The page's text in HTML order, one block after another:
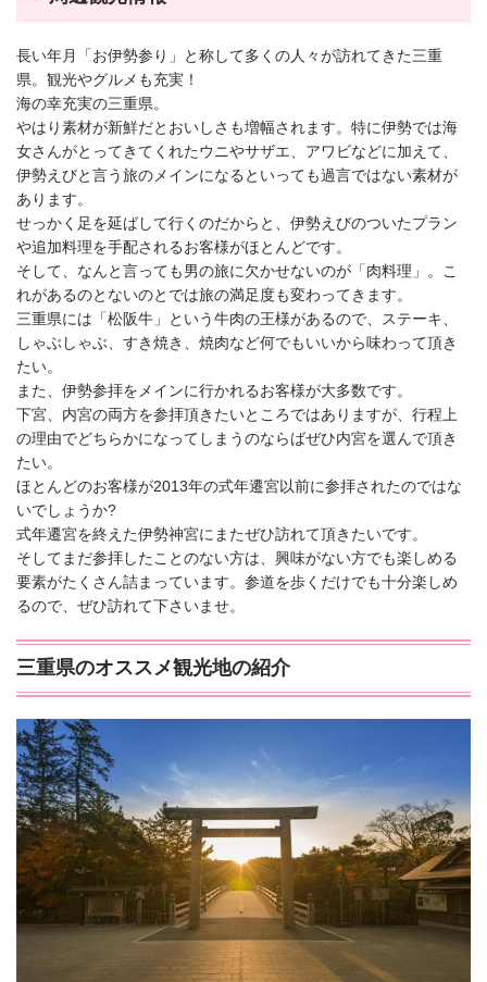
長い年月「お伊勢参り」と称して多くの人々が訪れてきた三重
県。観光やグルメも充実！
海の幸充実の三重県。
やはり素材が新鮮だとおいしさも増幅されます。特に伊勢では海
女さんがとってきてくれたウニやサザエ、アワビなどに加えて、
伊勢えびと言う旅のメインになるといっても過言ではない素材が
あります。
せっかく足を延ばして行くのだからと、伊勢えびのついたプラン
や追加料理を手配されるお客様がほとんどです。
そして、なんと言っても男の旅に欠かせないのが「肉料理」。こ
れがあるのとないのとでは旅の満足度も変わってきます。
三重県には「松阪牛」という牛肉の王様があるので、ステーキ、
しゃぶしゃぶ、すき焼き、焼肉など何でもいいから味わって頂き
たい。
また、伊勢参拝をメインに行かれるお客様が大多数です。
下宮、内宮の両方を参拝頂きたいところではありますが、行程上
の理由でどちらかになってしまうのならばぜひ内宮を選んで頂き
たい。
ほとんどのお客様が2013年の式年遷宮以前に参拝されたのではな
いでしょうか?
式年遷宮を終えた伊勢神宮にまたぜひ訪れて頂きたいです。
そしてまだ参拝したことのない方は、興味がない方でも楽しめる
要素がたくさん詰まっています。参道を歩くだけでも十分楽しめ
るので、ぜひ訪れて下さいませ。
三重県のオススメ観光地の紹介